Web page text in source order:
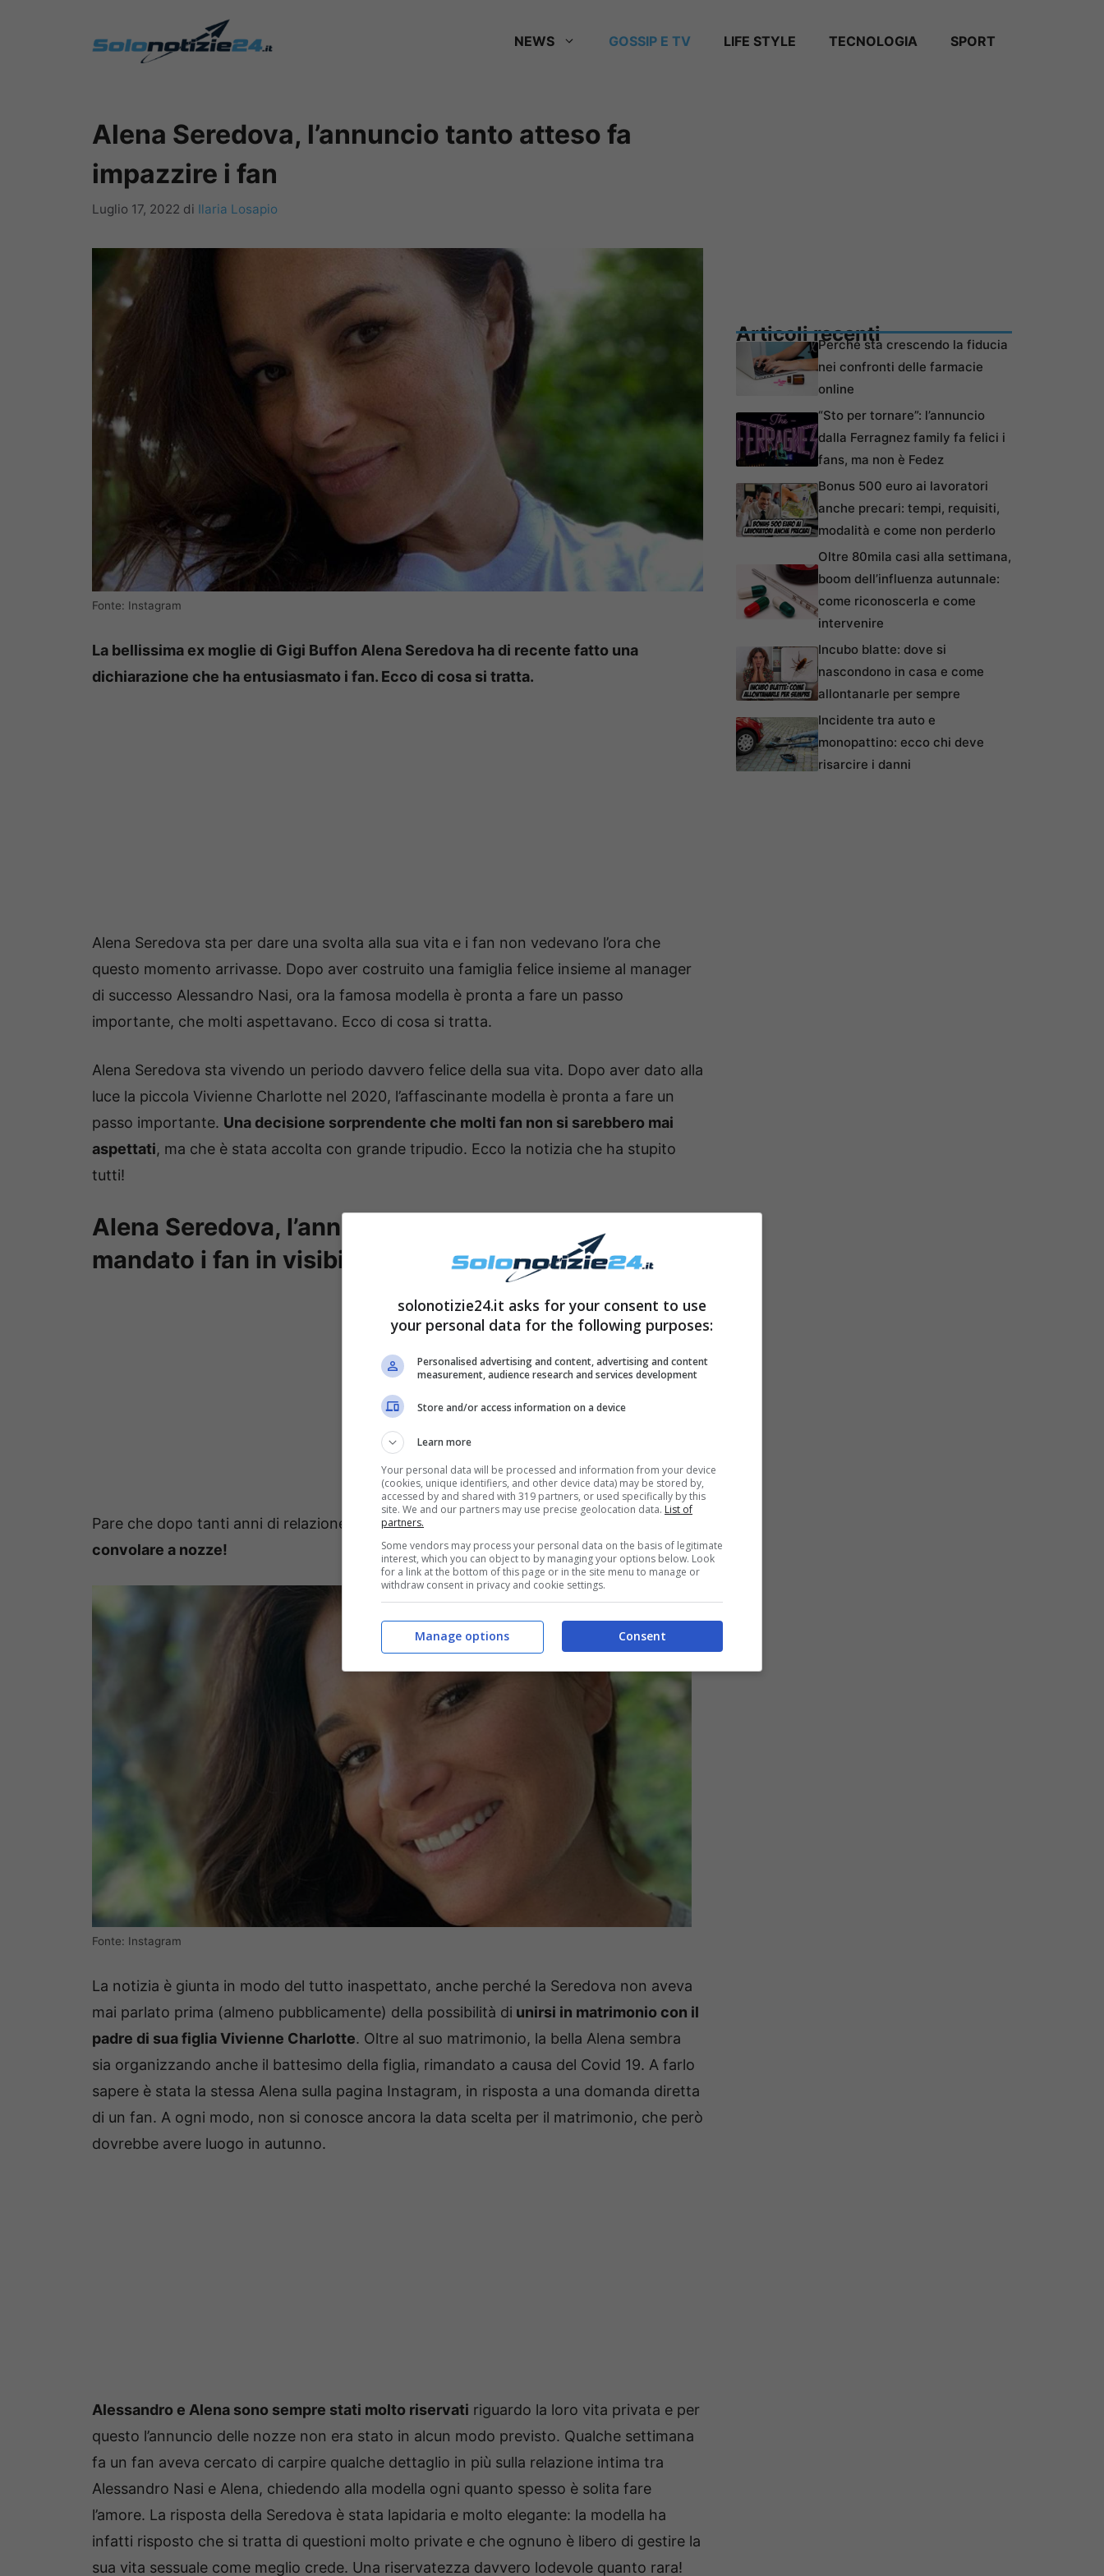
NEWS GOSSIP E TV LIFE STYLE TECNOLOGIA SPORT
Alena Seredova, l’annuncio tanto atteso fa
impazzire i fan
Luglio 17, 2022 di Ilaria Losapio
Fonte: Instagram
La bellissima ex moglie di Gigi Buffon Alena Seredova ha di recente fatto una
dichiarazione che ha entusiasmato i fan. Ecco di cosa si tratta.
Alena Seredova sta per dare una svolta alla sua vita e i fan non vedevano l’ora che
questo momento arrivasse. Dopo aver costruito una famiglia felice insieme al manager
di successo Alessandro Nasi, ora la famosa modella è pronta a fare un passo
importante, che molti aspettavano. Ecco di cosa si tratta.
Alena Seredova sta vivendo un periodo davvero felice della sua vita. Dopo aver dato alla
luce la piccola Vivienne Charlotte nel 2020, l’affascinante modella è pronta a fare un
passo importante. Una decisione sorprendente che molti fan non si sarebbero mai
aspettati, ma che è stata accolta con grande tripudio. Ecco la notizia che ha stupito
tutti!
Alena Seredova, l’annuncio sorprendente che ha
mandato i fan in visibilio
Pare che dopo tanti anni di relazione
Alena Seredova e Alessandro Nasi siano pronti a
convolare a nozze!
Fonte: Instagram
La notizia è giunta in modo del tutto inaspettato, anche perché la Seredova non aveva
mai parlato prima (almeno pubblicamente) della possibilità di unirsi in matrimonio con il
padre di sua figlia Vivienne Charlotte. Oltre al suo matrimonio, la bella Alena sembra
sia organizzando anche il battesimo della figlia, rimandato a causa del Covid 19. A farlo
sapere è stata la stessa Alena sulla pagina Instagram, in risposta a una domanda diretta
di un fan. A ogni modo, non si conosce ancora la data scelta per il matrimonio, che però
dovrebbe avere luogo in autunno.
Alessandro e Alena sono sempre stati molto riservati riguardo la loro vita privata e per
questo l’annuncio delle nozze non era stato in alcun modo previsto. Qualche settimana
fa un fan aveva cercato di carpire qualche dettaglio in più sulla relazione intima tra
Alessandro Nasi e Alena, chiedendo alla modella ogni quanto spesso è solita fare
l’amore. La risposta della Seredova è stata lapidaria e molto elegante: la modella ha
infatti risposto che si tratta di questioni molto private e che ognuno è libero di gestire la
sua vita sessuale come meglio crede. Una riservatezza davvero lodevole quanto rara!
Articoli recentiPerché sta crescendo la fiducia
nei confronti delle farmacie
online
“Sto per tornare”: l’annuncio
dalla Ferragnez family fa felici i
fans, ma non è Fedez
Bonus 500 euro ai lavoratori
anche precari: tempi, requisiti,
modalità e come non perderlo
Oltre 80mila casi alla settimana,
boom dell’influenza autunnale:
come riconoscerla e come
intervenire
Incubo blatte: dove si
nascondono in casa e come
allontanarle per sempre
Incidente tra auto e
monopattino: ecco chi deve
risarcire i danni
solonotizie24.it asks for your consent to use
your personal data for the following purposes:
Personalised advertising and content, advertising and content
measurement, audience research and services development
Store and/or access information on a device
Learn more
Your personal data will be processed and information from your device
(cookies, unique identifiers, and other device data) may be stored by,
accessed by and shared with 319 partners, or used specifically by this
site. We and our partners may use precise geolocation data. List of
partners.
Some vendors may process your personal data on the basis of legitimate
interest, which you can object to by managing your options below. Look
for a link at the bottom of this page or in the site menu to manage or
withdraw consent in privacy and cookie settings.
Consent
Manage options